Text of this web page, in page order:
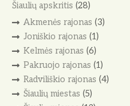
Šiaulių apskritis (28)
Akmenės rajonas (3)
Joniškio rajonas (1)
Kelmės rajonas (6)
Pakruojo rajonas (1)
Radviliškio rajonas (4)
Šiaulių miestas (5)